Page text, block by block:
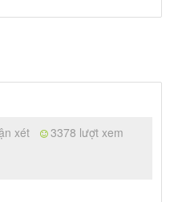
xét
3378 lượt xem